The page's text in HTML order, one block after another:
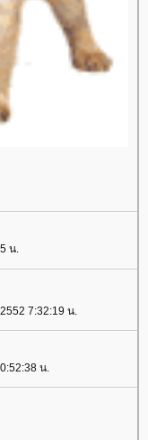
น.
7:32:19 น.
น.